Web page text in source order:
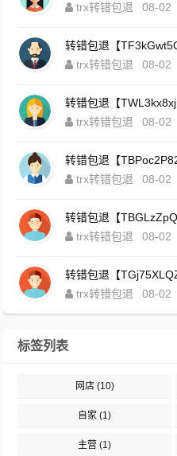
trx转错包退
08-02
trx转错包退
08-02
trx转错包退
08-02
trx转错包退
08-02
trx转错包退
08-02
trx转错包退
08-02
标签列表
网店(10)
自家 (1)
主营 (1)